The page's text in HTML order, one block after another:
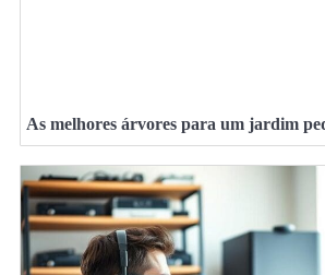
As melhores árvores para um jardim